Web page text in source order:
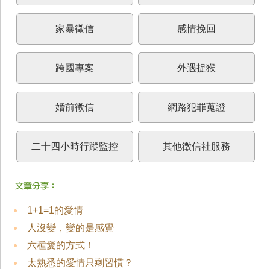
家暴徵信 感情挽回
跨國專案 外遇捉猴
婚前徵信 網路犯罪蒐證
二十四小時行蹤監控 其他徵信社服務
1+1=1的愛情
人沒變，變的是感覺
六種愛的方式！
太熟悉的愛情只剩習慣？